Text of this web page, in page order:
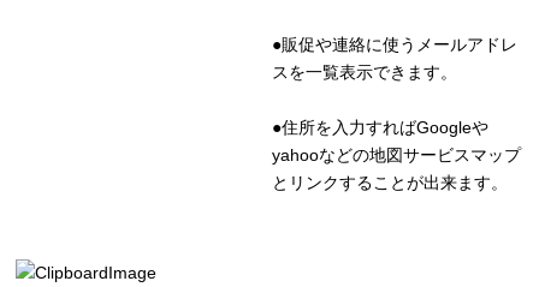
●販促や連絡に使うメールアドレ
スを一覧表示できます。
●住所を入力すればGoogleや
yahooなどの地図サービスマップ
とリンクすることが出来ます。